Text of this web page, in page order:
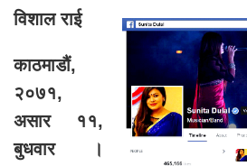
विशाल राई
काठमाडौं,
२०७१,
असार ११,
बुधवार ।